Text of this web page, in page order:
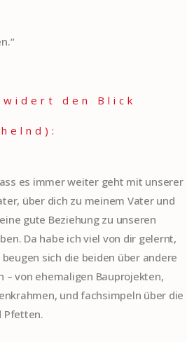
den Blick
es immer weiter geht mit unserer
über dich zu meinem Vater und
gute Beziehung zu unseren
Da habe ich viel von dir gelernt,
beugen sich die beiden über andere
– von ehemaligen Bauprojekten,
und fachsimpeln über die
Pfetten.